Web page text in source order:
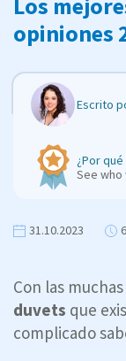
opiniones
Escrito
¿Por
See who
31.10.2023
Con las
duvets que
complicado